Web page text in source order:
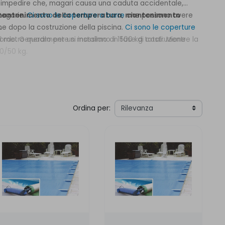
che, magari causa una caduta accidentale,
Ci sono le coperture a barreche possono avere
dopo la costruzione della piscina. Ci sono le coperture
Generalmente si installano in fase di costruzione
della temperatura,mantenimento
quadro per un massimo di 1500 kg totali. Mentre la
kg.
Ordina per: